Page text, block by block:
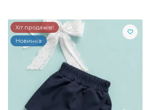
Хіт продажів!
Новинка